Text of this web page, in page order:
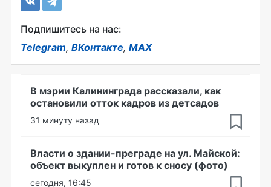
Подпишитесь на нас:
Telegram, ВКонтакте, MAX
В мэрии Калининграда рассказали, как
остановили отток кадров из детсадов
31 минуту назад
Власти о здании-преграде на ул. Майской:
объект выкуплен и готов к сносу (фото)
сегодня, 16:45